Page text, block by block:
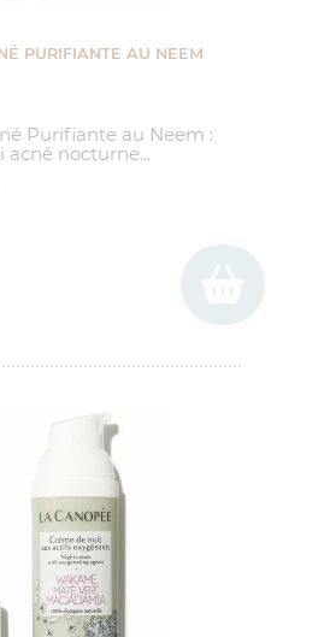
(25 avis)
PURIFIANTE AU NEEM
Purifiante au Neem :
nocturne...